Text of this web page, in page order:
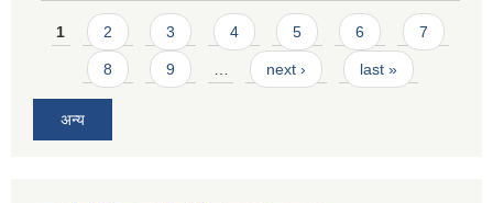
Pages
1 2 3 4 5 6 7
8 9 next › last »
अन्य